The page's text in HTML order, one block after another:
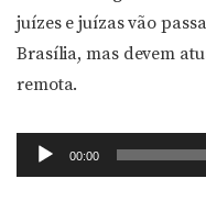
juízes e juízas vão
Brasília, mas devem
remota.
Tocador
de
00:00